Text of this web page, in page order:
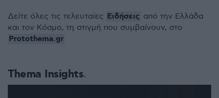
Thema Insights
Δείτε όλες τις τελευταίες Ειδήσεις από την Ελλάδα
και τον Κόσμο, τη στιγμή που συμβαίνουν, στο
Protothema.gr